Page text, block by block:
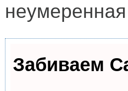
Забиваем